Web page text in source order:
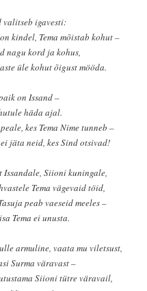
valitseb igavesti:
kindel, Tema mõistab kohut –
nagu kord ja kohus,
üle kohut õigust mööda.
on Issand –
häda ajal.
kes Tema Nime tunneb –
jäta neid, kes Sind otsivad!
Issandale, Siioni kuningale,
Tema vägevaid töid,
peab vaeseid meeles –
Tema ei unusta.
armuline, vaata mu viletsust,
Surma väravast –
Siioni tütre väravail,